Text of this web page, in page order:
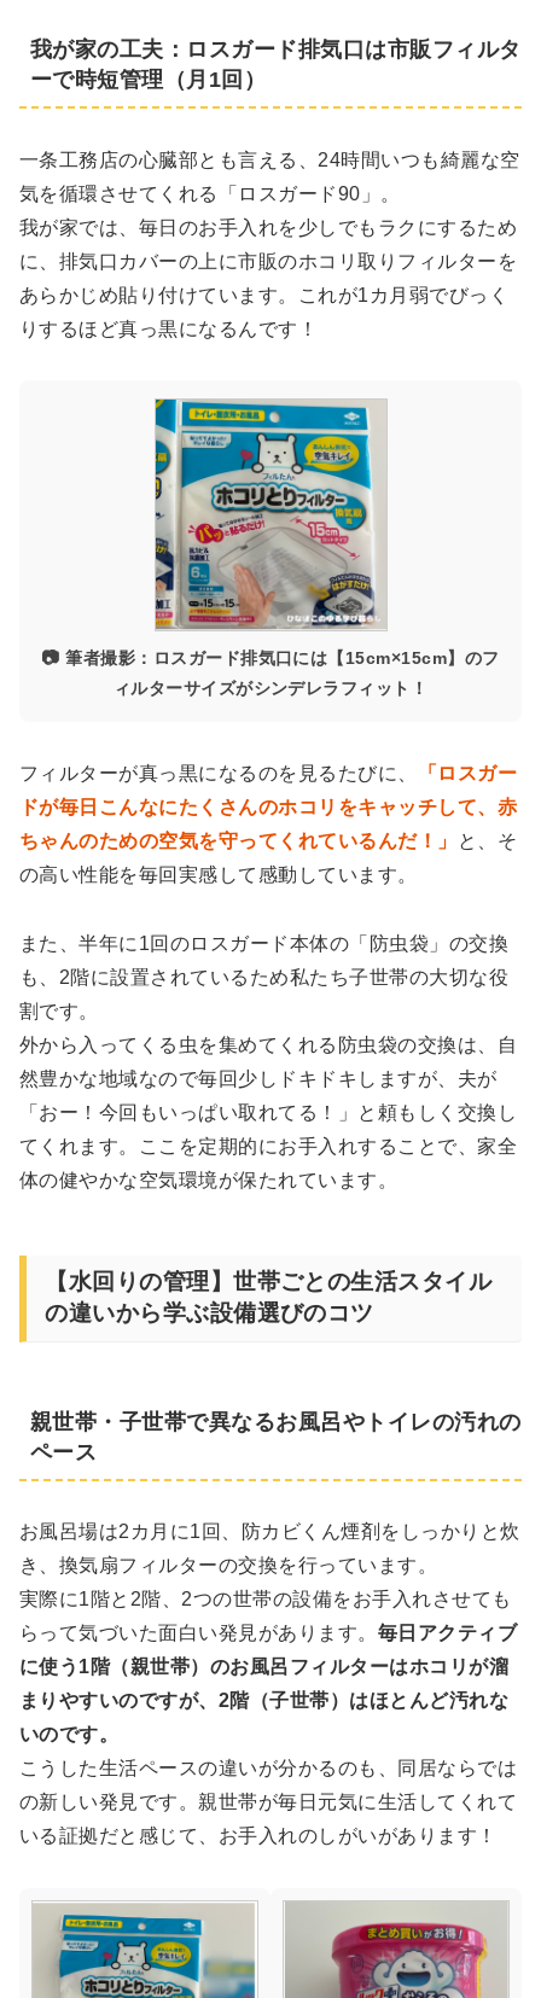
我が家の工夫：ロスガード排気口は市販フィルタ
ーで時短管理（月1回）
一条工務店の心臓部とも言える、24時間いつも綺麗な空
気を循環させてくれる「ロスガード90」。
我が家では、毎日のお手入れを少しでもラクにするため
に、排気口カバーの上に市販のホコリ取りフィルターを
あらかじめ貼り付けています。これが1カ月弱でびっく
りするほど真っ黒になるんです！
📷 筆者撮影：ロスガード排気口には【15cm×15cm】のフ
ィルターサイズがシンデレラフィット！
フィルターが真っ黒になるのを見るたびに、
「ロスガー
ドが毎日こんなにたくさんのホコリをキャッチして、赤
ちゃんのための空気を守ってくれているんだ！」
と、そ
の高い性能を毎回実感して感動しています。
また、半年に1回のロスガード本体の「防虫袋」の交換
も、2階に設置されているため私たち子世帯の大切な役
割です。
外から入ってくる虫を集めてくれる防虫袋の交換は、自
然豊かな地域なので毎回少しドキドキしますが、夫が
「おー！今回もいっぱい取れてる！」と頼もしく交換し
てくれます。ここを定期的にお手入れすることで、家全
体の健やかな空気環境が保たれています。
【水回りの管理】世帯ごとの生活スタイル
の違いから学ぶ設備選びのコツ
親世帯・子世帯で異なるお風呂やトイレの汚れの
ペース
お風呂場は2カ月に1回、防カビくん煙剤をしっかりと炊
き、換気扇フィルターの交換を行っています。
実際に1階と2階、2つの世帯の設備をお手入れさせても
らって気づいた面白い発見があります。 毎日アクティブ
に使う1階（親世帯）のお風呂フィルターはホコリが溜
まりやすいのですが、2階（子世帯）はほとんど汚れな
いのです。
こうした生活ペースの違いが分かるのも、同居ならでは
の新しい発見です。親世帯が毎日元気に生活してくれて
いる証拠だと感じて、お手入れのしがいがあります！